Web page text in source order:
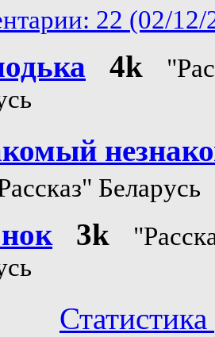
22 (02/12/
4k
Беларусь
3k
Статистика